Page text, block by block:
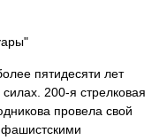
пятидесяти лет
200-я стрелковая
провела свой